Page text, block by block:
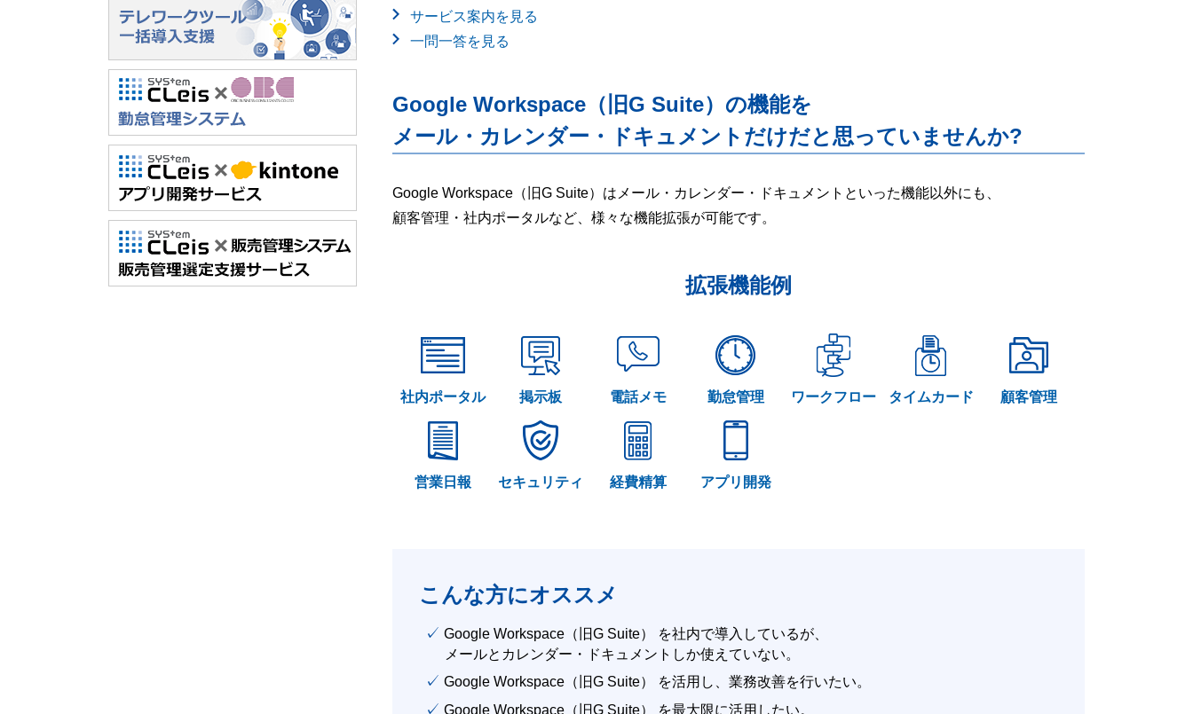
サービス案内を見る
一問一答を見る
Google Workspace（旧G Suite）の機能を
メール・カレンダー・ドキュメントだけだと思っていませんか?
Google Workspace（旧G Suite）はメール・カレンダー・ドキュメントといった機能以外にも、
顧客管理・社内ポータルなど、様々な機能拡張が可能です。
拡張機能例
社内ポータル 掲示板 電話メモ 勤怠管理 ワークフロー タイムカード 顧客管理
営業日報 セキュリティ 経費精算 アプリ開発
こんな方にオススメ
✓ Google Workspace（旧G Suite） を社内で導入しているが、
メールとカレンダー・ドキュメントしか使えていない。
✓ Google Workspace（旧G Suite） を活用し、業務改善を行いたい。
✓ Google Workspace（旧G Suite） を最大限に活用したい。